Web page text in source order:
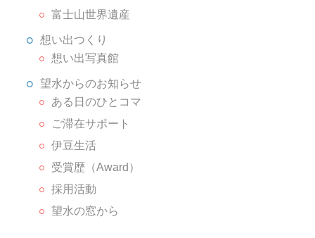
富士山世界遺産
想い出つくり
想い出写真館
望水からのお知らせ
ある日のひとコマ
ご滞在サポート
伊豆生活
受賞歴（Award）
採用活動
望水の窓から